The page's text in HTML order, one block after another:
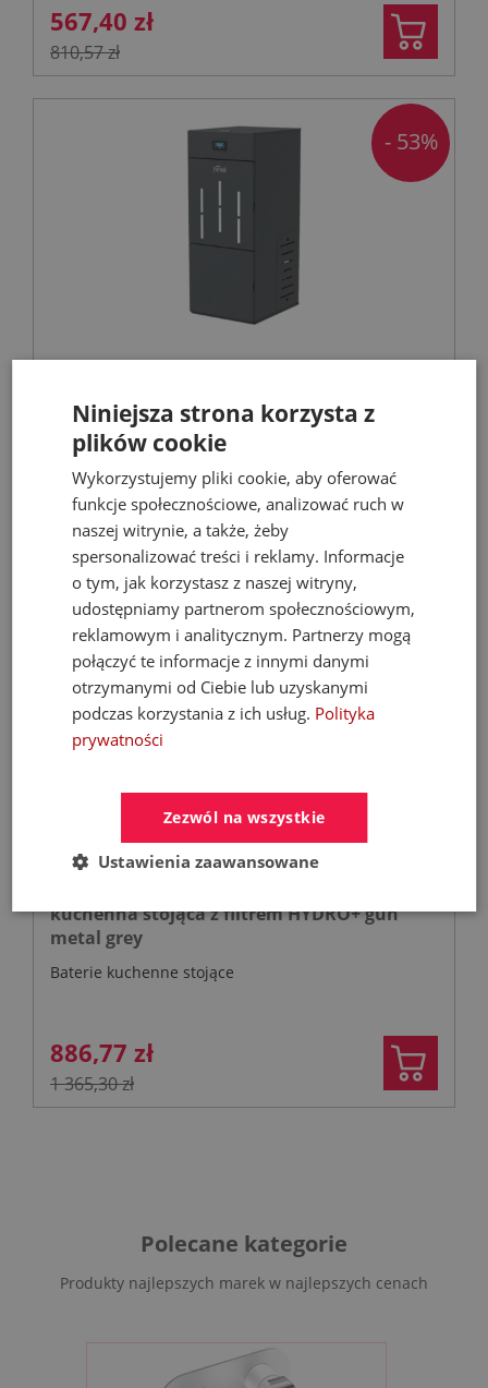
567,40 zł
810,57 zł
Kotły C.O. na pellet
9 899,00 zł
21 068,67 zł
- 53%
kuchenna stojąca z filtrem HYDRO+ gun
metal grey
Baterie kuchenne stojące
886,77 zł
1 365,30 zł
Polecane kategorie
Produkty najlepszych marek w najlepszych cenach
Niniejsza strona korzysta z
plików cookie
Wykorzystujemy pliki cookie, aby oferować
funkcje społecznościowe, analizować ruch w
naszej witrynie, a także, żeby
spersonalizować treści i reklamy. Informacje
o tym, jak korzystasz z naszej witryny,
udostępniamy partnerom społecznościowym,
reklamowym i analitycznym. Partnerzy mogą
połączyć te informacje z innymi danymi
otrzymanymi od Ciebie lub uzyskanymi
podczas korzystania z ich usług. Polityka
prywatności
Zezwól na wszystkie
Ustawienia zaawansowane